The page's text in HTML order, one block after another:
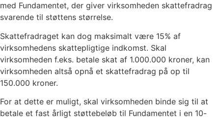
med Fundamentet, der giver virksomheden skattefradrag
svarende til støttens størrelse.
Skattefradraget kan dog maksimalt være 15% af
virksomhedens skattepligtige indkomst. Skal
virksomheden f.eks. betale skat af 1.000.000 kroner, kan
virksomheden altså opnå et skattefradrag på op til
150.000 kroner.
For at dette er muligt, skal virksomheden binde sig til at
betale et fast årligt støttebeløb til Fundamentet i en 10-